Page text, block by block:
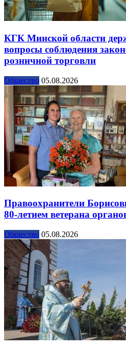
КГК Минской области
вопросы соблюдения
розничной торговли
Общество 05.08.2026
Правоохранители
80-летием ветерана
Общество 05.08.2026